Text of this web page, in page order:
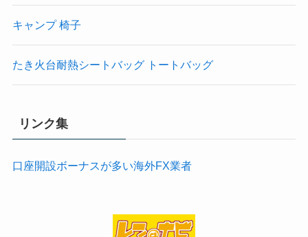
キャンプ 椅子
たき火台耐熱シートバッグ トートバッグ
リンク集
口座開設ボーナスが多い海外FX業者